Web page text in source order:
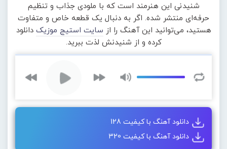
شنیدنی این هنرمند است که با ملودی جذاب و تنظیم
حرفه‌ای منتشر شده. اگر به دنبال یک قطعه خاص و متفاوت
هستید، می‌توانید این آهنگ را از سایت استیج موزیک دانلود
کرده و از شنیدنش لذت ببرید.
دانلود آهنگ با کیفیت 128
دانلود آهنگ با کیفیت 320